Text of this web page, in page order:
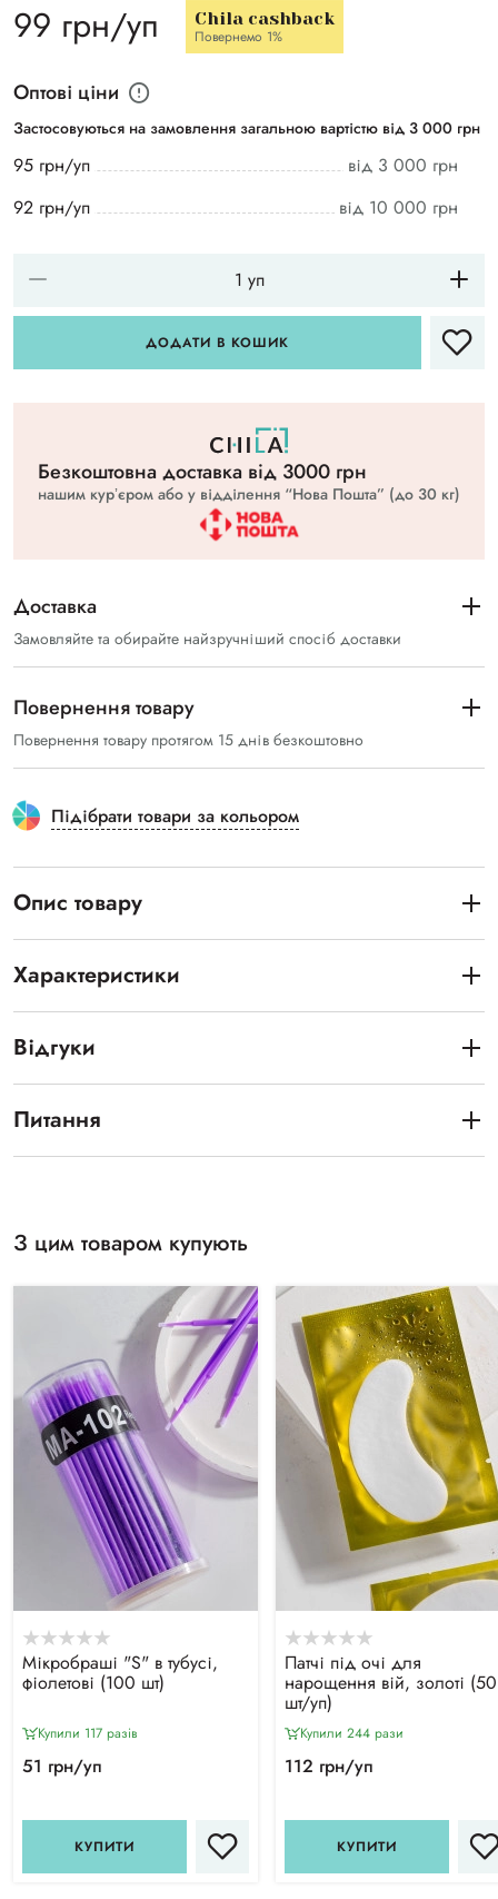
99 грн/уп Chila cashback
Повернемо 1%
Оптові ціни
Застосовуються на замовлення загальною вартістю від 3 000 грн
95 грн/уп
від 3 000 грн
92 грн/уп
від 10 000 грн
ДОДАТИ В КОШИК
Безкоштовна доставка вiд 3000 грн
нашим курʼєром або у відділення “Нова Пошта” (до 30 кг)
Доставка
Замовляйте та обирайте найзручніший спосіб доставки
Повернення товару
Повернення товару протягом 15 днів безкоштовно
Підібрати товари за кольором
Опис товару
Характеристики
Відгуки
Питання
З цим товаром купують
Мікробраші "S" в тубусі,
фіолетові (100 шт)
Купили 117 разiв
51 грн/уп
КУПИТИ
Патчі під очі для
нарощення вій, золоті (50
шт/уп)
Купили 244 рази
112 грн/уп
КУПИТИ